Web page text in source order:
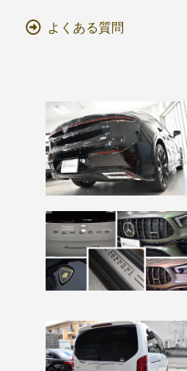
よくある質問